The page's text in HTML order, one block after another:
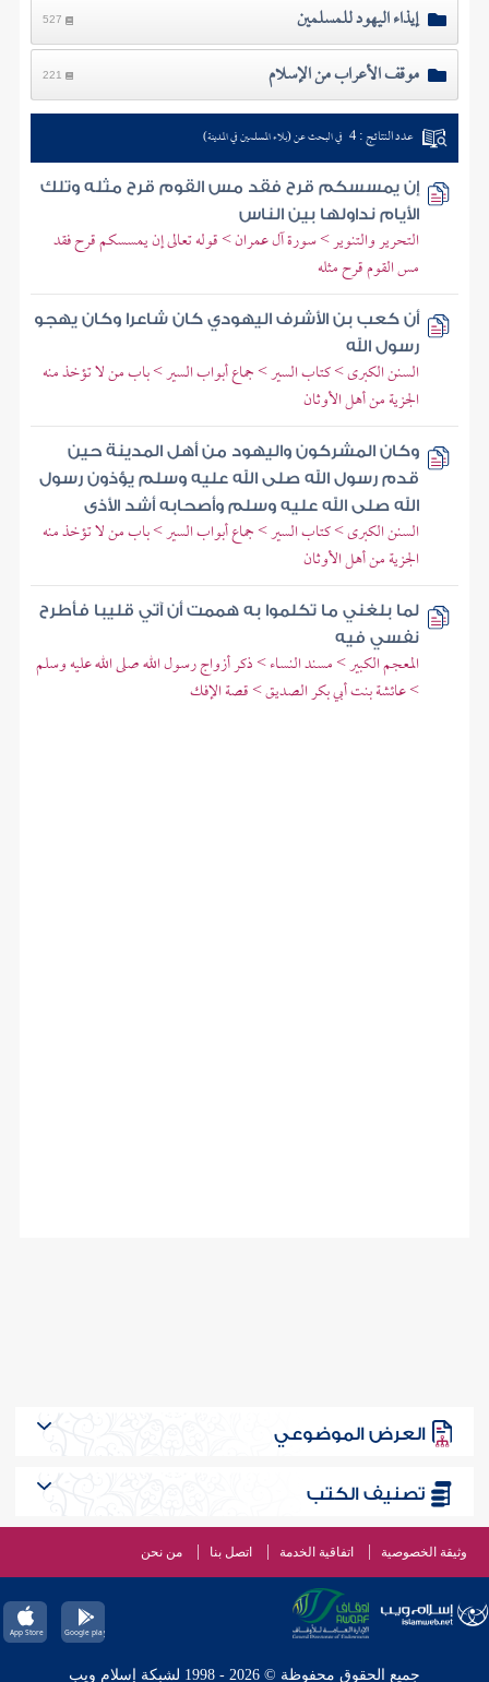
إيذاء اليهود للمسلمين 527
موقف الأعراب من الإسلام 221
عدد النتائج : 4 في البحث عن (بلاء المسلمين في المدينة)
إن يمسسكم قرح فقد مس القوم قرح مثله وتلك
الأيام نداولها بين الناس
التحرير والتنوير > سورة آل عمران > قوله تعالى إن يمسسكم قرح فقد
مس القوم قرح مثله
أن كعب بن الأشرف اليهودي كان شاعرا وكان يهجو
رسول الله
السنن الكبرى > كتاب السير > جماع أبواب السير > باب من لا تؤخذ منه
الجزية من أهل الأوثان
وكان المشركون واليهود من أهل المدينة حين
قدم رسول الله صلى الله عليه وسلم يؤذون رسول
الله صلى الله عليه وسلم وأصحابه أشد الأذى
السنن الكبرى > كتاب السير > جماع أبواب السير > باب من لا تؤخذ منه
الجزية من أهل الأوثان
لما بلغني ما تكلموا به هممت أن آتي قليبا فأطرح
نفسي فيه
المعجم الكبير > مسند النساء > ذكر أزواج رسول الله صلى الله عليه وسلم
> عائشة بنت أبي بكر الصديق > قصة الإفك
العرض الموضوعي
تصنيف الكتب
وثيقة الخصوصية اتفاقية الخدمة اتصل بنا من نحن
جميع الحقوق محفوظة © 2026 - 1998 لشبكة إسلام ويب